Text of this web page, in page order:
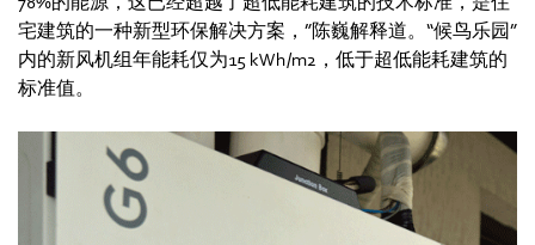
宅建筑的一种新型环保解决方案，”陈巍解释道。“候鸟乐园”
内的新风机组年能耗仅为15 kWh/m2，低于超低能耗建筑的
标准值。